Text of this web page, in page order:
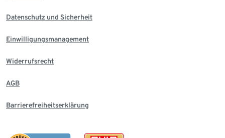
Datenschutz und Sicherheit
Einwilligungsmanagement
Widerrufsrecht
AGB
Barrierefreiheitserklärung